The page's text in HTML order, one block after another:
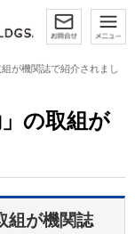
が機関誌で紹介されまし
」の取組が
組が機関誌